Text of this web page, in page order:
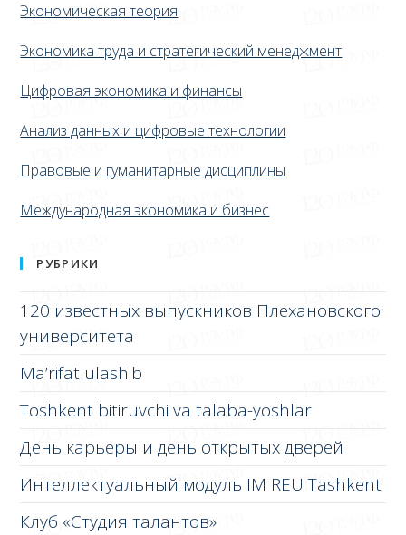
Экономическая теория
Экономика труда и стратегический менеджмент
Цифровая экономика и финансы
Анализ данных и цифровые технологии
Правовые и гуманитарные дисциплины
Международная экономика и бизнес
РУБРИКИ
120 известных выпускников Плехановского
университета
Ma’rifat ulashib
Toshkent bitiruvchi va talaba-yoshlar
День карьеры и день открытых дверей
Интеллектуальный модуль IM REU Tashkent
Клуб «Студия талантов»